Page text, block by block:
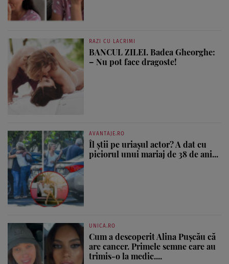
RAZI CU LACRIMI
BANCUL ZILEI. Badea Gheorghe:
– Nu pot face dragoste!
AVANTAJE.RO
Îl știi pe uriașul actor? A dat cu
piciorul unui mariaj de 38 de ani...
UNICA.RO
Cum a descoperit Alina Pușcău că
are cancer. Primele semne care au
trimis-o la medic....